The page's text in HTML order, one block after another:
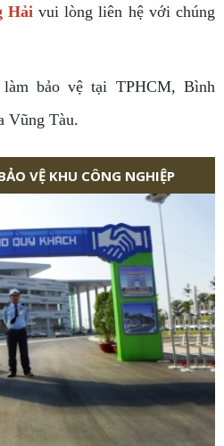
Hải vui lòng liên hệ với chúng
bảo vệ tại TPHCM, Bình
Vũng Tàu.
VỆ KHU CÔNG NGHIỆP